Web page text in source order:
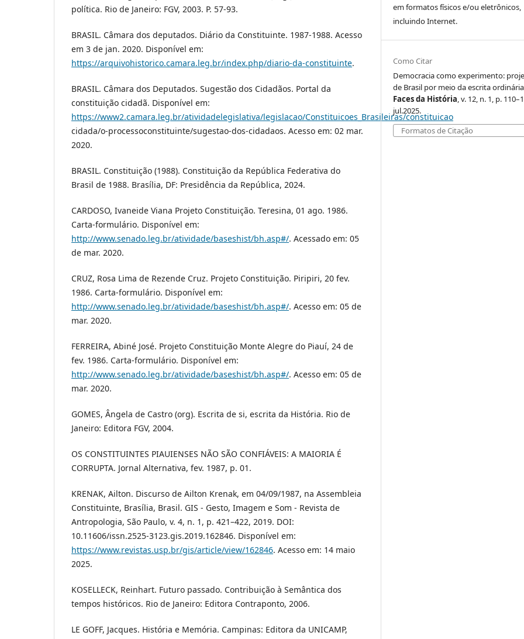
política. Rio de Janeiro: FGV, 2003. P. 57-93.
BRASIL. Câmara dos deputados. Diário da Constituinte. 1987-1988. Acesso
em 3 de jan. 2020. Disponível em:
https://arquivohistorico.camara.leg.br/index.php/diario-da-constituinte.
BRASIL. Câmara dos Deputados. Sugestão dos Cidadãos. Portal da
constituição cidadã. Disponível em:
https://www2.camara.leg.br/atividadelegislativa/legislacao/Constituicoes_Brasileiras/constituicao
cidada/o-processoconstituinte/sugestao-dos-cidadaos. Acesso em: 02 mar.
2020.
BRASIL. Constituição (1988). Constituição da República Federativa do
Brasil de 1988. Brasília, DF: Presidência da República, 2024.
CARDOSO, Ivaneide Viana Projeto Constituição. Teresina, 01 ago. 1986.
Carta-formulário. Disponível em:
http://www.senado.leg.br/atividade/baseshist/bh.asp#/. Acessado em: 05
de mar. 2020.
CRUZ, Rosa Lima de Rezende Cruz. Projeto Constituição. Piripiri, 20 fev.
1986. Carta-formulário. Disponível em:
http://www.senado.leg.br/atividade/baseshist/bh.asp#/. Acesso em: 05 de
mar. 2020.
FERREIRA, Abiné José. Projeto Constituição Monte Alegre do Piauí, 24 de
fev. 1986. Carta-formulário. Disponível em:
http://www.senado.leg.br/atividade/baseshist/bh.asp#/. Acesso em: 05 de
mar. 2020.
GOMES, Ângela de Castro (org). Escrita de si, escrita da História. Rio de
Janeiro: Editora FGV, 2004.
OS CONSTITUINTES PIAUIENSES NÃO SÃO CONFIÁVEIS: A MAIORIA É
CORRUPTA. Jornal Alternativa, fev. 1987, p. 01.
KRENAK, Ailton. Discurso de Ailton Krenak, em 04/09/1987, na Assembleia
Constituinte, Brasília, Brasil. GIS - Gesto, Imagem e Som - Revista de
Antropologia, São Paulo, v. 4, n. 1, p. 421–422, 2019. DOI:
10.11606/issn.2525-3123.gis.2019.162846. Disponível em:
https://www.revistas.usp.br/gis/article/view/162846. Acesso em: 14 maio
2025.
KOSELLECK, Reinhart. Futuro passado. Contribuição à Semântica dos
tempos históricos. Rio de Janeiro: Editora Contraponto, 2006.
LE GOFF, Jacques. História e Memória. Campinas: Editora da UNICAMP,
em formatos físicos e/ou eletrônicos,
incluindo Internet.
Como Citar
Democracia como experimento:
de Brasil por meio da escrita
Faces da História, v. 12, n. 1, p.
jul.2025.
Formatos de Citação